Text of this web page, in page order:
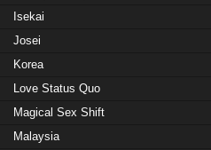
Isekai
Josei
Korea
Love Status Quo
Magical Sex Shift
Malaysia